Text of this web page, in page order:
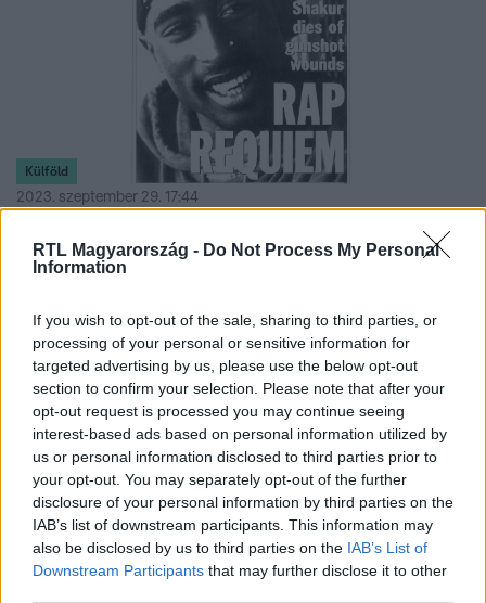
RTL Magyarország - Do Not Process My Personal
Information
If you wish to opt-out of the sale, sharing to third parties, or
processing of your personal or sensitive information for
targeted advertising by us, please use the below opt-out
section to confirm your selection. Please note that after your
opt-out request is processed you may continue seeing
interest-based ads based on personal information utilized by
us or personal information disclosed to third parties prior to
your opt-out. You may separately opt-out of the further
disclosure of your personal information by third parties on the
IAB’s list of downstream participants. This information may
also be disclosed by us to third parties on the IAB’s List of
Downstream Participants that may further disclose it to other
Külföld
2023. szeptember 29. 17:44
Letartóztattak egy férfit Tupac Shakur 27 évvel
ezelőtti megölése miatt
abban a Cadillacben, amiből leadták a halálos lövéseket a
hip-hop legendára.